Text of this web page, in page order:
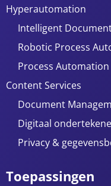
Hyperautomation
Intelligent
Robotic Process
Process Automation
Content Services
Document
Digitaal
Privacy &
Toepassingen